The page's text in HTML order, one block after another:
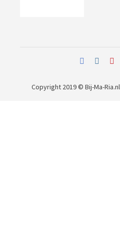
Copyright 2019 © Bij-Ma-Ria.nl